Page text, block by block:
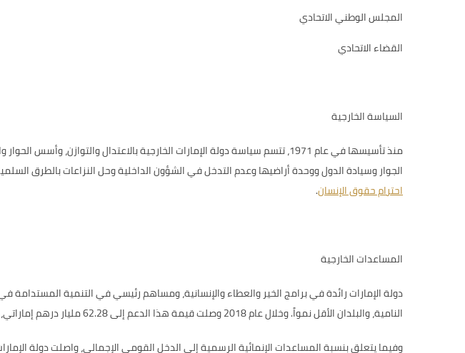
المجلس الوطني الاتحادي
القضاء الاتحادي
السياسة الخارجية
منذ تأسيسها في عام 1971، تتسم سياسة دولة الإمارات الخارجية بالاعتدال
الجوار وسيادة الدول ووحدة أراضيها وعدم التدخل في الشؤون الداخلية وحل النزاعات بالطرق
احترام حقوق الإنسان.
المساعدات الخارجية
دولة الإمارات رائدة في برامج الخير والعطاء والإنسانية، ومساهم رئيسي في التنمية المستدامة
النامية، والبلدان الأقل نمواً. وخلال عام 2018 وصلت قيمة هذا الدعم إلى 62.28 مليار درهم إماراتي، ما يساوي (